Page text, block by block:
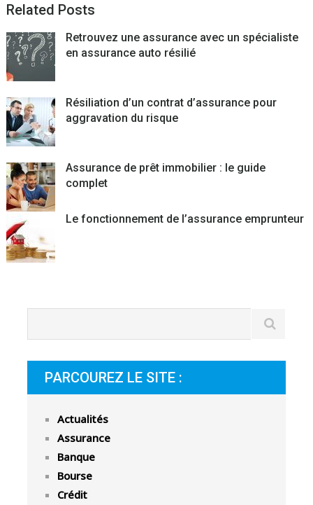
Related Posts
Retrouvez une assurance avec un spécialiste
en assurance auto résilié
Résiliation d’un contrat d’assurance pour
aggravation du risque
Assurance de prêt immobilier : le guide
complet
Le fonctionnement de l’assurance emprunteur
PARCOUREZ LE SITE :
Actualités
Assurance
Banque
Bourse
Crédit